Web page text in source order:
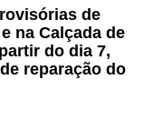
de
na Calçada de
do dia 7,
reparação do